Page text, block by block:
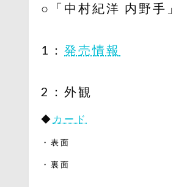
○「中村紀洋 内野手
1： 発売情報
2：外観
◆ カード
・表面
・裏面